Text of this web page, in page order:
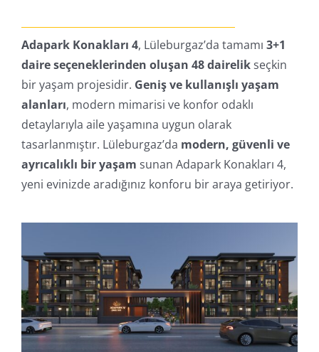
Adapark Konakları 4, Lüleburgaz’da tamamı 3+1
daire seçeneklerinden oluşan 48 dairelikseçkin
bir yaşam projesidir. Geniş ve kullanışlı yaşam
alanları, modern mimarisi ve konfor odaklı
detaylarıyla aile yaşamına uygun olarak
tasarlanmıştır. Lüleburgaz’da modern, güvenli ve
ayrıcalıklı bir yaşam sunan Adapark Konakları 4,
yeni evinizde aradığınız konforu bir araya getiriyor.